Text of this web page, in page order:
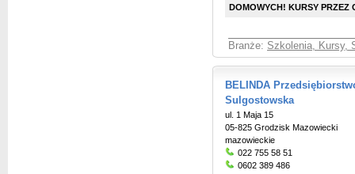
DOMOWYCH! KURSY PRZEZ
Branże: Szkolenia, Kursy,
BELINDA
Sulgostowska
ul. 1 Maja 15
05-825 Grodzisk Mazowiecki
mazowieckie
022 755 58 51
0602 389 486